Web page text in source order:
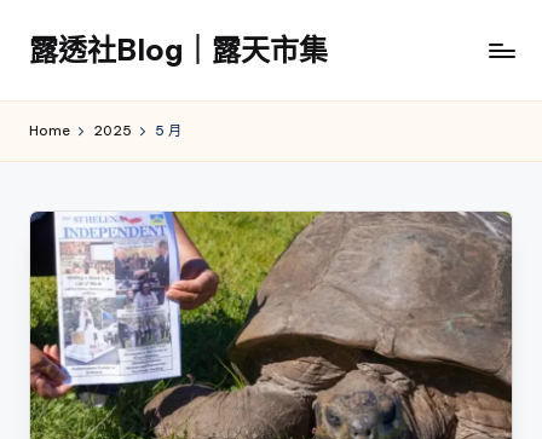
Skip
content
露透社Blog｜露天市集
社
露
市
集
Home 2025 5 月